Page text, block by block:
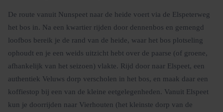
De route vanuit Nunspeet naar de heide voert via de Elspeterweg
het bos in. Na een kwartier rijden door dennenbos en gemengd
loofbos bereik je de rand van de heide, waar het bos plotseling
ophoudt en je een weids uitzicht hebt over de paarse (of groene,
afhankelijk van het seizoen) vlakte. Rijd door naar Elspeet, een
authentiek Veluws dorp verscholen in het bos, en maak daar een
koffiestop bij een van de kleine eetgelegenheden. Vanuit Elspeet
kun je doorrijden naar Vierhouten (het kleinste dorp van de